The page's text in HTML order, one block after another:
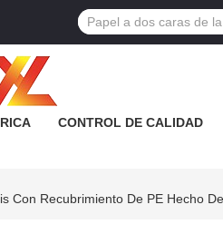
CONTROL DE CALIDAD
Con Recubrimiento De PE Hecho